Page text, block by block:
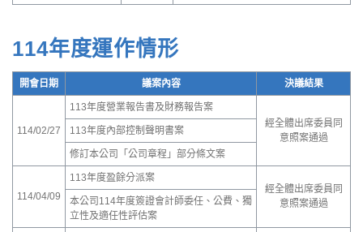
114年度運作情形
開會日期 議案內容 決議結果
114/02/27
113年度營業報告書及財務報告案
經全體出席委員同
意照案通過
113年度內部控制聲明書案
修訂本公司「公司章程」部分條文案
114/04/09
113年度盈餘分派案
經全體出席委員同
意照案通過
本公司114年度簽證會計師委任、公費、獨
立性及適任性評估案